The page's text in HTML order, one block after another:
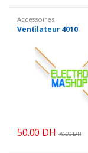
Accessoires
Ventilateur 4010
50.00 DH 70.00DH